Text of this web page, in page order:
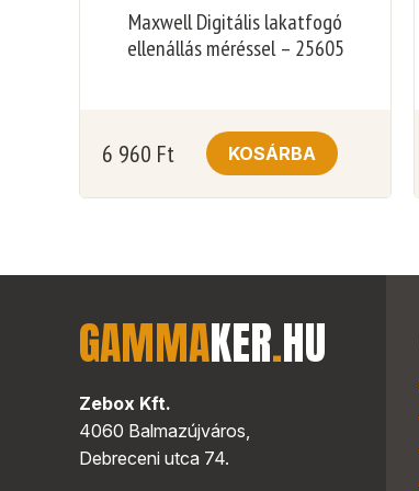
Maxwell Digitális lakatfogó
ellenállás méréssel – 25605
6 960 Ft KOSÁRBA
GAMMAKER.HU
Zebox Kft.
4060 Balmazújváros,
Debreceni utca 74.